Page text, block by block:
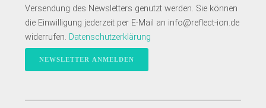
Versendung des Newsletters genutzt werden. Sie können
die Einwilligung jederzeit per E-Mail an info@reflect-ion.de
widerrufen. Datenschutzerklärung